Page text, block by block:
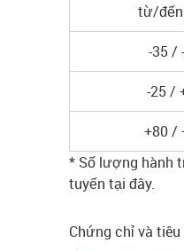
từ/đến
-35 /
-25 /
+80 /
* Số lượng hành
tuyến tại đây.
Chứng chỉ và